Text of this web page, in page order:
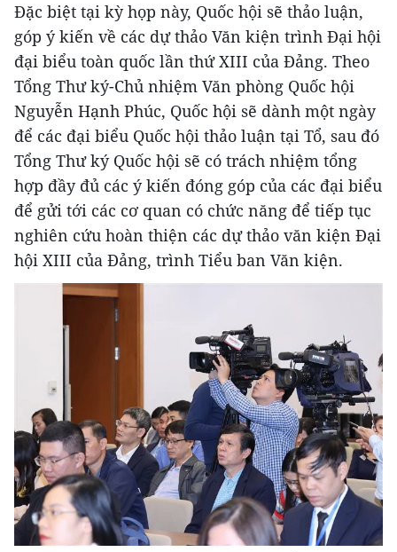
Đặc biệt tại kỳ họp này, Quốc hội sẽ thảo luận,
góp ý kiến về các dự thảo Văn kiện trình Đại hội
đại biểu toàn quốc lần thứ XIII của Đảng. Theo
Tổng Thư ký-Chủ nhiệm Văn phòng Quốc hội
Nguyễn Hạnh Phúc, Quốc hội sẽ dành một ngày
để các đại biểu Quốc hội thảo luận tại Tổ, sau đó
Tổng Thư ký Quốc hội sẽ có trách nhiệm tổng
hợp đầy đủ các ý kiến đóng góp của các đại biểu
để gửi tới các cơ quan có chức năng để tiếp tục
nghiên cứu hoàn thiện các dự thảo văn kiện Đại
hội XIII của Đảng, trình Tiểu ban Văn kiện.